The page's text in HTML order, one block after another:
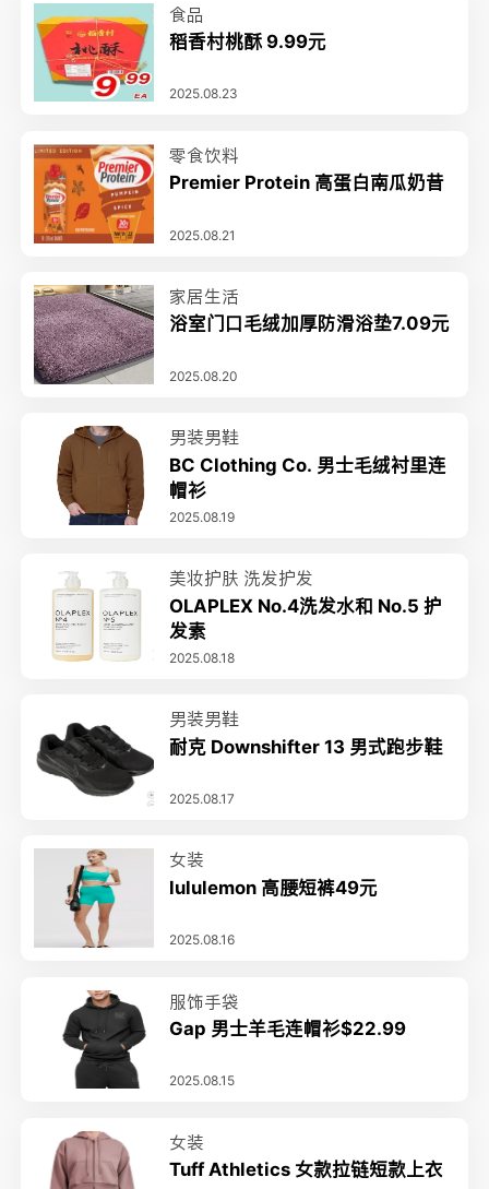
食品
稻香村桃酥 9.99元
2025.08.23
零食饮料
Premier Protein 高蛋白南瓜奶昔
2025.08.21
家居生活
浴室门口毛绒加厚防滑浴垫7.09元
2025.08.20
男装男鞋
BC Clothing Co. 男士毛绒衬里连
帽衫
2025.08.19
美妆护肤 洗发护发
OLAPLEX No.4洗发水和 No.5 护
发素
2025.08.18
男装男鞋
耐克 Downshifter 13 男式跑步鞋
2025.08.17
女装
lululemon 高腰短裤49元
2025.08.16
服饰手袋
Gap 男士羊毛连帽衫$22.99
2025.08.15
女装
Tuff Athletics 女款拉链短款上衣